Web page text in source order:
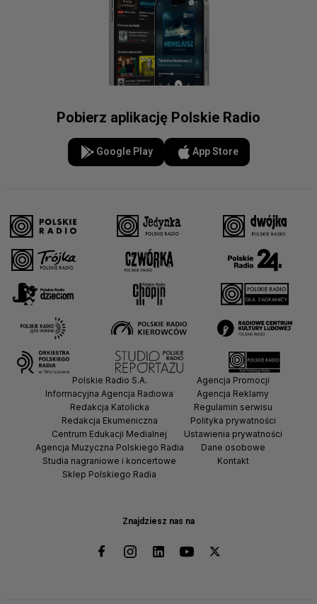
Pobierz aplikację Polskie Radio
Google Play App Store
Znajdziesz nas na
Polskie Radio S.A.
Informacyjna Agencja Radiowa
Redakcja Katolicka
Redakcja Ekumeniczna
Centrum Edukacji Medialnej
Agencja Muzyczna Polskiego Radia
Studia nagraniowe i koncertowe
Sklep Polskiego Radia
Agencja Promocji
Agencja Reklamy
Regulamin serwisu
Polityka prywatności
Ustawienia prywatności
Dane osobowe
Kontakt